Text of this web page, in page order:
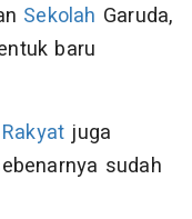
Sekolah Garuda,
baru
juga
sudah